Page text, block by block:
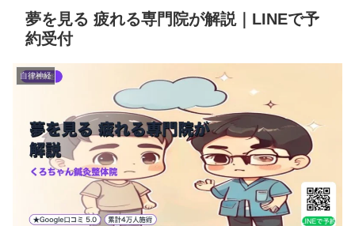
夢を見る 疲れる専門院が解説｜LINEで予
約受付
自律神経